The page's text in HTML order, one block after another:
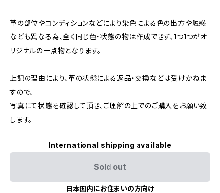
革の部位やコンディションなどにより染色による色の出方や触感
なども異なる為、全く同じ色・状態の物は作成できず、1つ1つがオ
リジナルの一点物となります。
上記の理由により、革の状態による返品・交換などは受けかねま
すので、
写真にて状態を確認して頂き、ご理解の上でのご購入をお願い致
します。
International shipping available
Sold out
日本国内にお住まいの方向け